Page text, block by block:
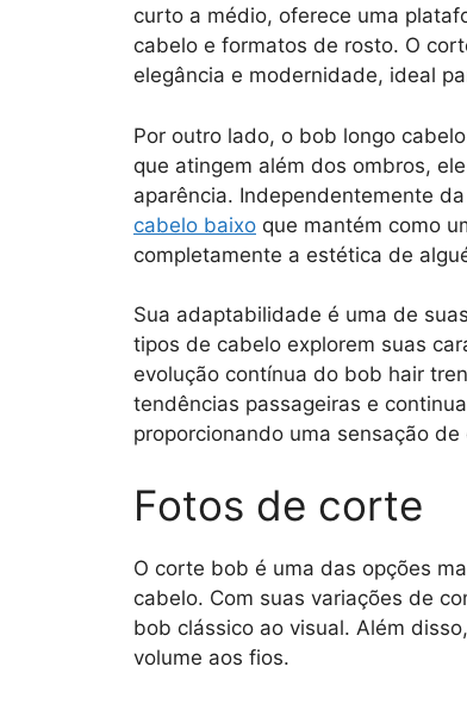
curto a médio, oferece uma
cabelo e formatos de rosto. O
elegância e modernidade, ideal
Por outro lado, o bob longo
que atingem além dos ombros,
aparência. Independentemente
cabelo baixo que mantém como
completamente a estética de
Sua adaptabilidade é uma de
tipos de cabelo explorem suas
evolução contínua do bob hair
tendências passageiras e
proporcionando uma sensação
Fotos de corte
O corte bob é uma das opções
cabelo. Com suas variações de
bob clássico ao visual. Além
volume aos fios.